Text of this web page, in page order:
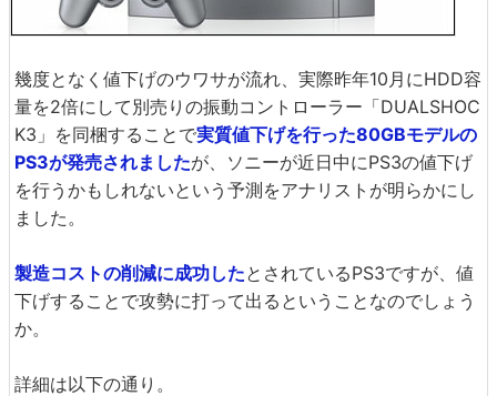
幾度となく値下げのウワサが流れ、実際昨年10月にHDD容
量を2倍にして別売りの振動コントローラー「DUALSHOC
K3」を同梱することで実質値下げを行った80GBモデルの
PS3が発売されましたが、ソニーが近日中にPS3の値下げ
を行うかもしれないという予測をアナリストが明らかにし
ました。
製造コストの削減に成功したとされているPS3ですが、値
下げすることで攻勢に打って出るということなのでしょう
か。
詳細は以下の通り。